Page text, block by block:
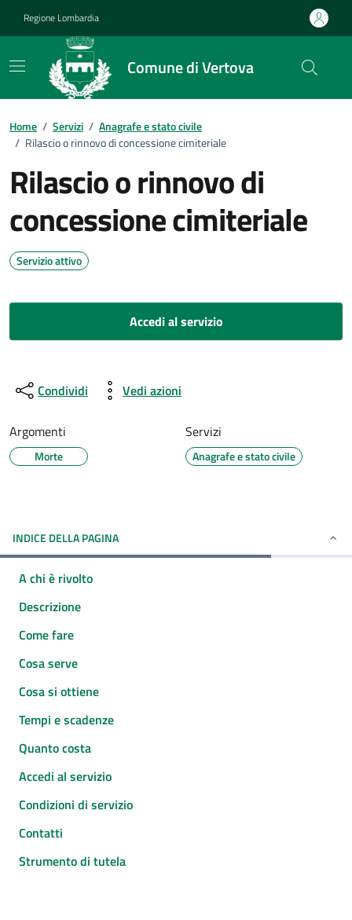
Regione Lombardia
Comune di Vertova
Home / Servizi / Anagrafe e stato civile
/ Rilascio o rinnovo di concessione cimiteriale
Rilascio o rinnovo di
concessione cimiteriale
Servizio attivo
Accedi al servizio
Condividi Vedi azioni
Argomenti
Morte
Servizi
Anagrafe e stato civile
INDICE DELLA PAGINA
A chi è rivolto
Descrizione
Come fare
Cosa serve
Cosa si ottiene
Tempi e scadenze
Quanto costa
Accedi al servizio
Condizioni di servizio
Contatti
Strumento di tutela